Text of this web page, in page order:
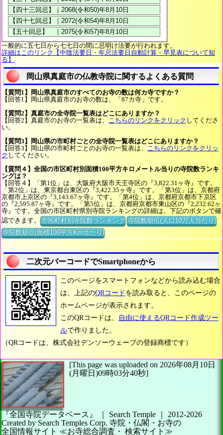
一般的に五七日から七七日の間に忌明け法要が行われます。
詳細はこのリンク【中陰法要日・年忌法要日自動計算・早見表について知
る】
岡山県真庭市の仏教寺院に関するよくある質問
【質問1】岡山県真庭市のすべてのお寺の数は何カ寺ですか？
【回答1】岡山県真庭市のお寺の数は、「87カ寺」です。
【質問2】真庭市の全寺院一覧表はどこにありますか？
【回答2】真庭市のお寺の一覧表は、
こちらのリンクをクリック してくださ
い。
【質問3】岡山県の市町村ごとの全寺院一覧表はどこにありますか？
【回答3】岡山県の市町村ごとのお寺の一覧表は、
こちらのリンクをクリッ
ク してください。
【質問４】全国の市区町村別面積100平方キロメートル当りの寺院数ランキ
ングは？
【回答４】「第1位」は、大阪府大阪市天王寺区の『3,822.31ヶ寺』です。
「第2位」は、東京都台東区の『3,422.35ヶ寺』です。「第3位」は、京都府
京都市上京区の『3,143.67ヶ寺』です。「第4位」は、京都府京都市下京区
の『2,595.87ヶ寺』です。「第5位」は、京都府京都市東山区の『2,232.62ヶ
寺』です。全国の市区町村県別寺院ランキングの詳細は、下記のボタンで確
認できます。市区町村別寺院数ランキング 寺院数順位(人口10万人当たり)
寺院数順位(面積100平方Km当たり)
二次元バーコードでSmartphoneから
このページをスマートフォンなどから読み込む場合
は、上記のQRコード を読み取ると、このページの
ホームページが表示されます。
このQRコードは、
自由に使えるQRコード作成ツー
ルで作りました。
（QRコードは、株式会社デンソーウェーブの登録商標です）
[This page was uploaded on 2026年08月10日
(月曜日)09時03分40秒]
『全国寺院データベース』 ｜ Search Temple
2012-2026
Created by Search Temples Corp. 寺院・仏閣・お寺の
全国情報サイト ≪お寺総合調査・ 検索サイト≫